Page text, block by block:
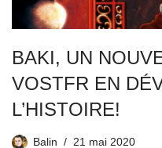
BAKI, UN
VOSTFR EN
L’HISTOIRE!
Balin 21 mai 2020